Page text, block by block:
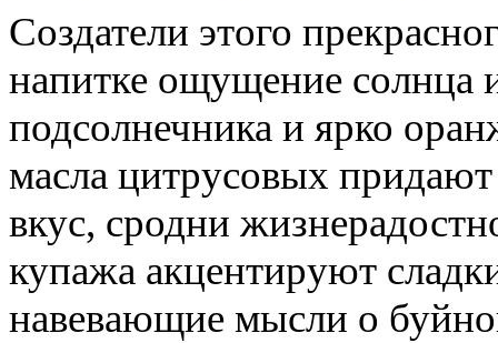
Создатели этого
напитке ощущение солнца
подсолнечника и ярко
масла цитрусовых
вкус, сродни
купажа акцентируют
навевающие мысли о